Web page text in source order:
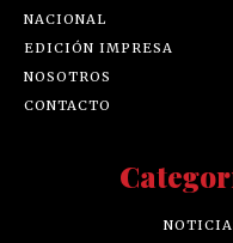
NACIONAL
EDICIÓN IMPRESA
NOSOTROS
CONTACTO